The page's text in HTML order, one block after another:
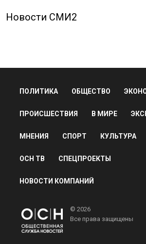
Новости СМИ2
ПОЛИТИКА ОБЩЕСТВО
ПРОИСШЕСТВИЯ В МИРЕ
МНЕНИЯ СПОРТ КУЛЬТУРА
ОСН ТВ СПЕЦПРОЕКТЫ
НОВОСТИ КОМПАНИЙ
© 2026
Все права защищены